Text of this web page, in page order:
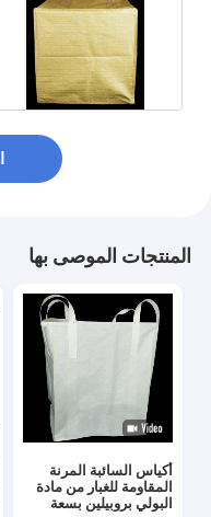
المنتجات الموصى بها
أكياس السائبة المرنة
المقاومة للغبار من مادة
البولي بروبيلين بسعة